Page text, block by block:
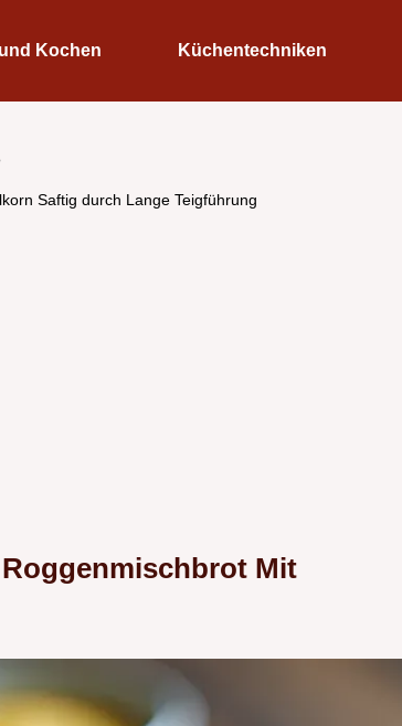
Kochen Küchentechniken
Saftig durch Lange Teigführung
Mit